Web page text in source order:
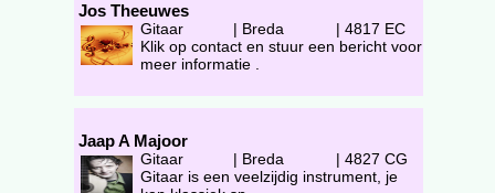
Jos Theeuwes
Gitaar | Breda | 4817 EC
Klik op contact en stuur een bericht voor
meer informatie .
Jaap A Majoor
Gitaar | Breda | 4827 CG
Gitaar is een veelzijdig instrument, je